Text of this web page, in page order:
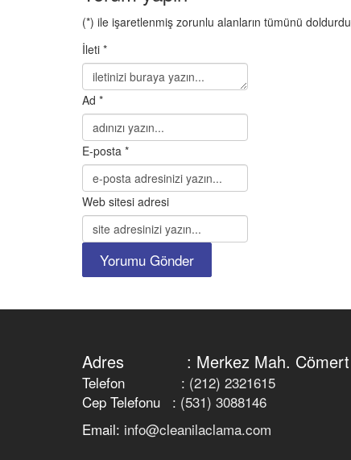
(*) ile işaretlenmiş zorunlu alanların tümünü
İleti *
Ad *
E-posta *
Web sitesi adresi
Adres : Merkez Mah. Cömert
Telefon : (212) 2321615
Cep Telefonu : (531) 3088146
Email: info@cleanilaclama.com